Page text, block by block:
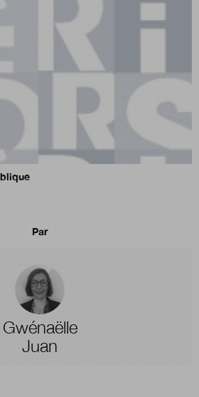
Par
Gwénaëlle
Juan